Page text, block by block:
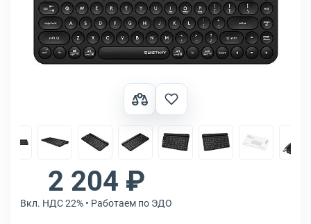
2 204 ₽
Вкл. НДС 22% • Работаем по ЭДО